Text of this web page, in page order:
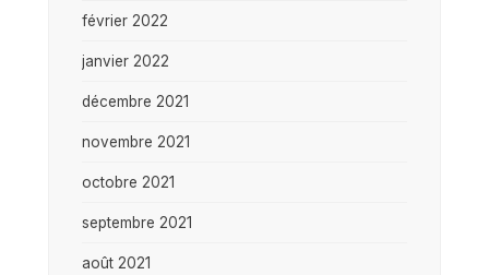
février 2022
janvier 2022
décembre 2021
novembre 2021
octobre 2021
septembre 2021
août 2021